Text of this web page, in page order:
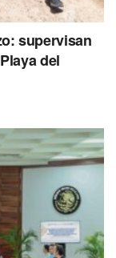
este tipo de
bien recibido
atacado por
número
más que la
supervisan
del